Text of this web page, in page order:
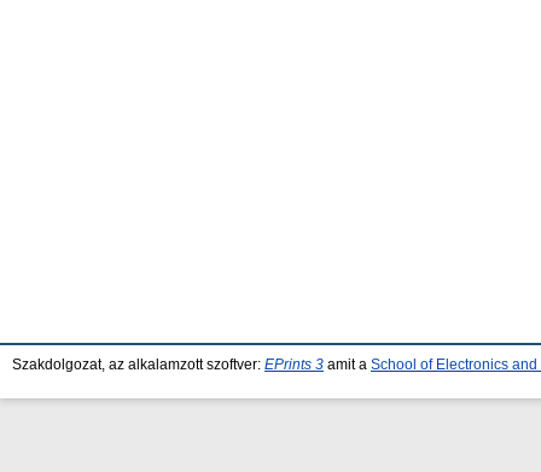
Szakdolgozat, az alkalamzott szoftver: EPrints 3 amit a School of Electronics